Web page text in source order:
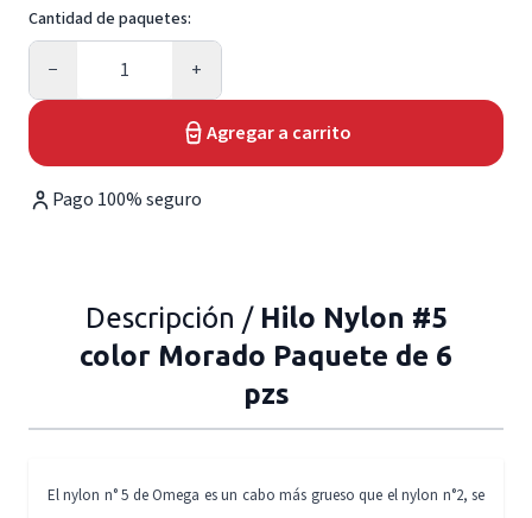
Cantidad de paquetes:
−
Cantidad
+
Agregar a carrito
Pago 100% seguro
Descripción / Hilo Nylon #5
color Morado Paquete de 6
pzs
El nylon n° 5 de Omega es un cabo más grueso que el nylon n°2, se